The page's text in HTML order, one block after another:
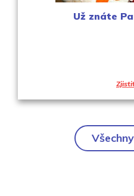
Už znáte